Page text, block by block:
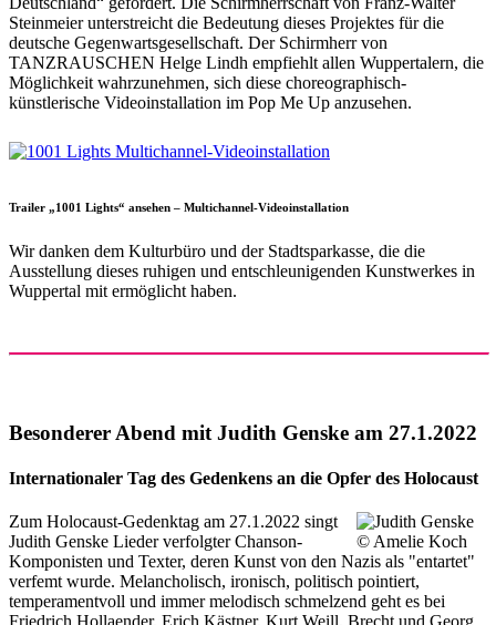
Steinmeier unterstreicht die Bedeutung dieses Projektes für die
deutsche Gegenwartsgesellschaft. Der Schirmherr von
TANZRAUSCHEN Helge Lindh empfiehlt allen Wuppertalern, die
Möglichkeit wahrzunehmen, sich diese choreographisch-
künstlerische Videoinstallation im Pop Me Up anzusehen.
Trailer „1001 Lights“ ansehen – Multichannel-Videoinstallation
Wir danken dem Kulturbüro und der Stadtsparkasse, die die
Ausstellung dieses ruhigen und entschleunigenden Kunstwerkes in
Wuppertal mit ermöglicht haben.
Besonderer Abend mit Judith Genske am 27.1.2022
Internationaler Tag des Gedenkens an die Opfer des Holocaust
Zum Holocaust-Gedenktag am 27.1.2022 singt
Judith Genske Lieder verfolgter Chanson-
Komponisten und Texter, deren Kunst von den Nazis als "entartet"
verfemt wurde. Melancholisch, ironisch, politisch pointiert,
temperamentvoll und immer melodisch schmelzend geht es bei
Friedrich Hollaender, Erich Kästner, Kurt Weill, Brecht und Georg